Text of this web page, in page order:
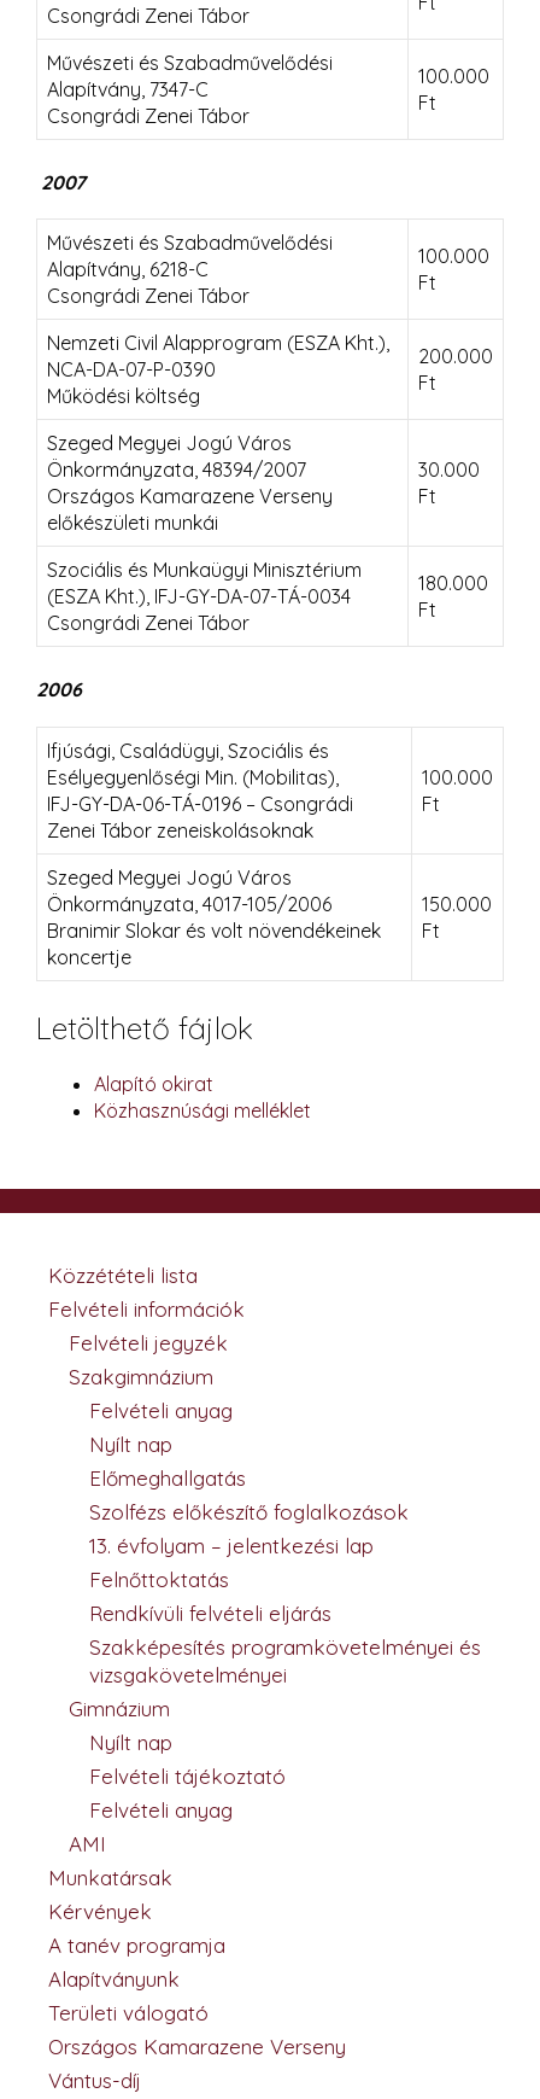
Csongrádi Zenei Tábor
Művészeti és Szabadművelődési
Alapítvány, 7347-C
Csongrádi Zenei Tábor
100.000
Ft
2007
Művészeti és Szabadművelődési
Alapítvány, 6218-C
Csongrádi Zenei Tábor
100.000
Ft
Nemzeti Civil Alapprogram (ESZA Kht.),
NCA-DA-07-P-0390
Működési költség
200.000
Ft
Szeged Megyei Jogú Város
Önkormányzata, 48394/2007
Országos Kamarazene Verseny
előkészületi munkái
30.000
Ft
Szociális és Munkaügyi Minisztérium
(ESZA Kht.), IFJ-GY-DA-07-TÁ-0034
Csongrádi Zenei Tábor
180.000
Ft
2006
Ifjúsági, Családügyi, Szociális és
Esélyegyenlőségi Min. (Mobilitas),
IFJ-GY-DA-06-TÁ-0196 – Csongrádi
Zenei Tábor zeneiskolásoknak
100.000
Ft
Szeged Megyei Jogú Város
Önkormányzata, 4017-105/2006
Branimir Slokar és volt növendékeinek
koncertje
150.000
Ft
Letölthető fájlok
Alapító okirat
Közhasznúsági melléklet
Közzétételi lista
Felvételi információk
Felvételi jegyzék
Szakgimnázium
Felvételi anyag
Nyílt nap
Előmeghallgatás
Szolfézs előkészítő foglalkozások
13. évfolyam – jelentkezési lap
Felnőttoktatás
Rendkívüli felvételi eljárás
Szakképesítés programkövetelményei és
vizsgakövetelményei
Gimnázium
Nyílt nap
Felvételi tájékoztató
Felvételi anyag
AMI
Munkatársak
Kérvények
A tanév programja
Alapítványunk
Területi válogató
Országos Kamarazene Verseny
Vántus-díj